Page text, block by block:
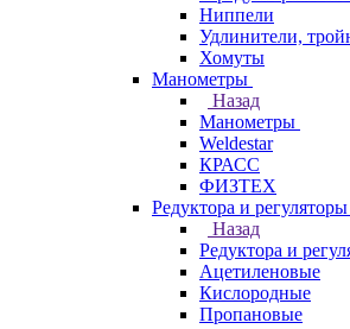
Ниппели
Удлинители,
Хомуты
Манометры
Назад
Манометры
Weldestar
КРАСС
ФИЗТЕХ
Редуктора и регуляторы
Назад
Редуктора и
Ацетиленовые
Кислородные
Пропановые